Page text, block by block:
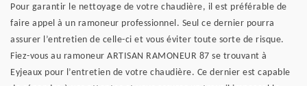
Pour garantir le nettoyage de votre chaudière, il est préférable de
faire appel à un ramoneur professionnel. Seul ce dernier pourra
assurer l’entretien de celle-ci et vous éviter toute sorte de risque.
Fiez-vous au ramoneur ARTISAN RAMONEUR 87 se trouvant à
Eyjeaux pour l’entretien de votre chaudière. Ce dernier est capable